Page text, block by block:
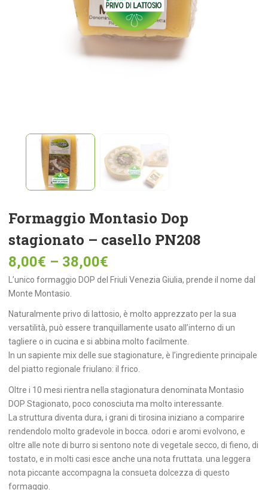
Formaggio Montasio Dop
stagionato – casello PN208
8,00€ – 38,00€
L’unico formaggio DOP del Friuli Venezia Giulia, prende il nome dal
Monte Montasio.
Naturalmente privo di lattosio, è molto apprezzato per la sua
versatilità, può essere tranquillamente usato all’interno di un
tagliere o in cucina e si abbina molto facilmente.
In un sapiente mix delle sue stagionature, è l’ingrediente principale
del piatto regionale friulano: il frico.
Oltre i 10 mesi rientra nella stagionatura denominata Montasio
DOP Stagionato, poco conosciuta ma molto interessante.
La struttura diventa dura, i grani di tirosina iniziano a comparire
rendendolo molto gradevole in bocca. odori e aromi evolvono, e
oltre alle note di burro si sentono note di vegetale secco, di fieno, di
tostato, e in molti casi esce anche una nota fruttata. una leggera
nota piccante accompagna la consueta dolcezza di questo
formaggio.